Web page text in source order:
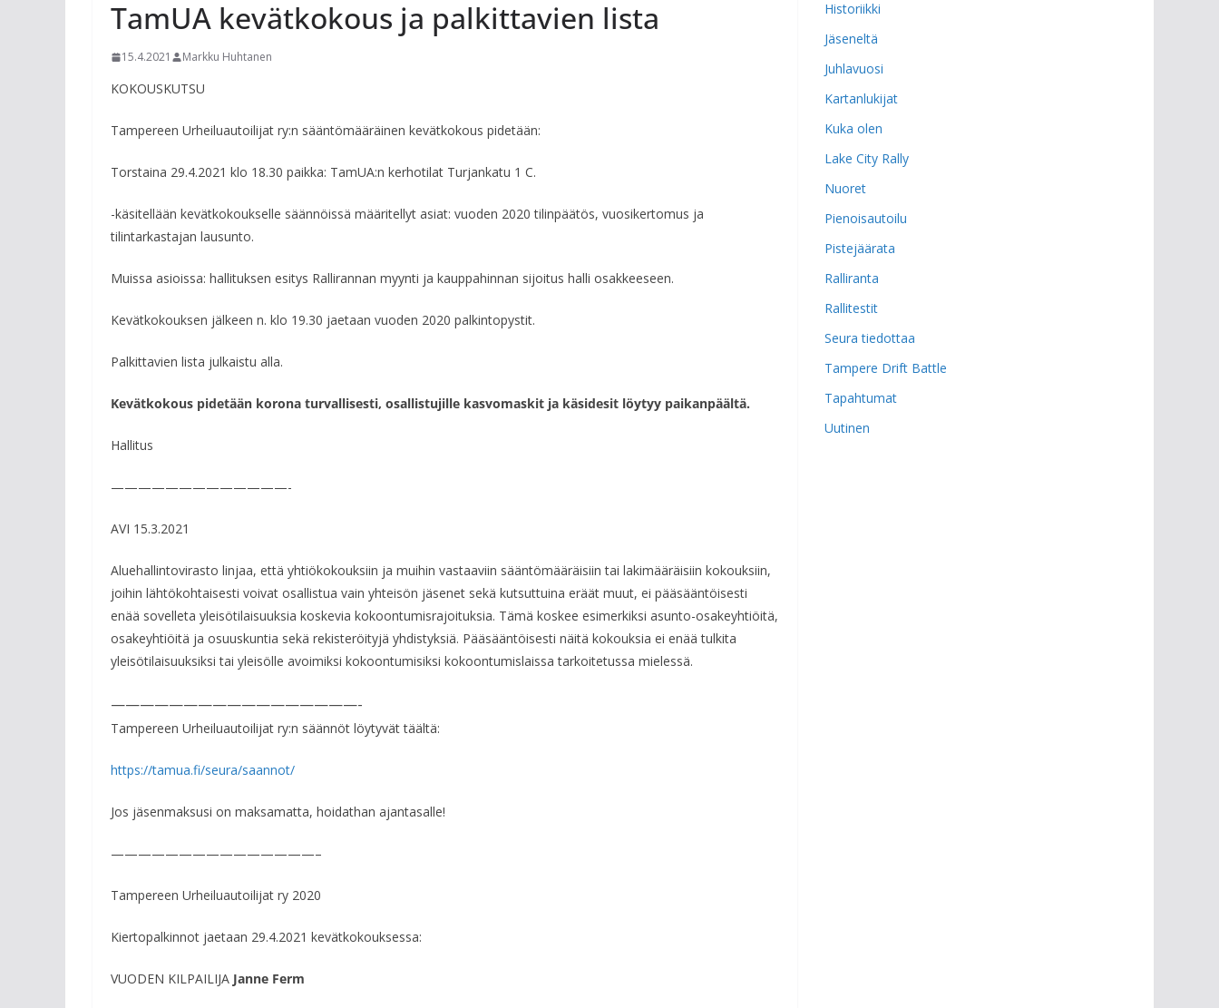
TamUA kevätkokous ja palkittavien lista
15.4.2021 Markku Huhtanen
KOKOUSKUTSU
Tampereen Urheiluautoilijat ry:n sääntömääräinen kevätkokous pidetään:
Torstaina 29.4.2021 klo 18.30 paikka: TamUA:n kerhotilat Turjankatu 1 C.
-käsitellään kevätkokoukselle säännöissä määritellyt asiat: vuoden 2020 tilinpäätös, vuosikertomus ja
tilintarkastajan lausunto.
Muissa asioissa: hallituksen esitys Rallirannan myynti ja kauppahinnan sijoitus halli osakkeeseen.
Kevätkokouksen jälkeen n. klo 19.30 jaetaan vuoden 2020 palkintopystit.
Palkittavien lista julkaistu alla.
Kevätkokous pidetään korona turvallisesti, osallistujille kasvomaskit ja käsidesit löytyy paikanpäältä.
Hallitus
—————————————-
AVI 15.3.2021
Aluehallintovirasto linjaa, että yhtiökokouksiin ja muihin vastaaviin sääntömääräisiin tai lakimääräisiin kokouksiin,
joihin lähtökohtaisesti voivat osallistua vain yhteisön jäsenet sekä kutsuttuina eräät muut, ei pääsääntöisesti
enää sovelleta yleisötilaisuuksia koskevia kokoontumisrajoituksia. Tämä koskee esimerkiksi asunto-osakeyhtiöitä,
osakeyhtiöitä ja osuuskuntia sekä rekisteröityjä yhdistyksiä. Pääsääntöisesti näitä kokouksia ei enää tulkita
yleisötilaisuuksiksi tai yleisölle avoimiksi kokoontumisiksi kokoontumislaissa tarkoitetussa mielessä.
—————————————————-
Tampereen Urheiluautoilijat ry:n säännöt löytyvät täältä:
https://tamua.fi/seura/saannot/
Jos jäsenmaksusi on maksamatta, hoidathan ajantasalle!
———————————————–
Tampereen Urheiluautoilijat ry 2020
Kiertopalkinnot jaetaan 29.4.2021 kevätkokouksessa:
VUODEN KILPAILIJA Janne Ferm
Historiikki
Jäseneltä
Juhlavuosi
Kartanlukijat
Kuka olen
Lake City Rally
Nuoret
Pienoisautoilu
Pistejäärata
Ralliranta
Rallitestit
Seura tiedottaa
Tampere Drift Battle
Tapahtumat
Uutinen